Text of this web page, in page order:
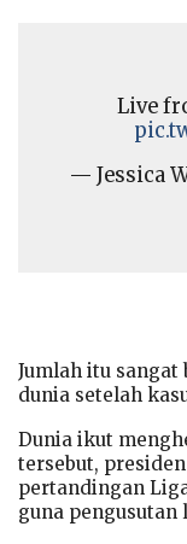
Live
— Jessica
Jumlah itu
dunia setelah
Dunia ikut
tersebut,
pertandingan
guna pengusutan